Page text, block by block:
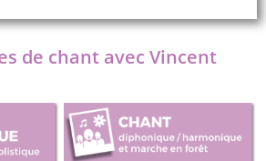
de chant avec Vincent